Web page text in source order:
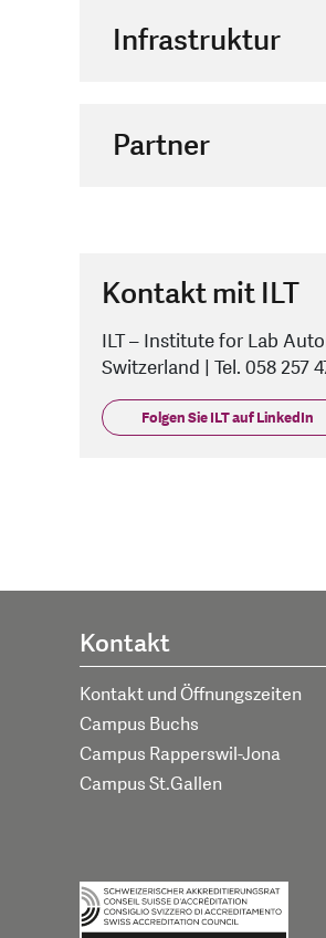
Infrastruktur
Partner
Kontakt mit ILT
ILT – Institute for Lab
Switzerland | Tel. 058 257
Folgen Sie ILT auf LinkedIn
Kontakt
Kontakt und Öffnungszeiten
Campus Buchs
Campus Rapperswil-Jona
Campus St.Gallen